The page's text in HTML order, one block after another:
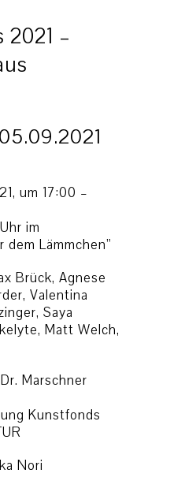
–
um 17:00 –
im
Lämmchen”
Brück, Agnese
Valentina
Saya
Matt Welch,
Marschner
Kunstfonds
Nori